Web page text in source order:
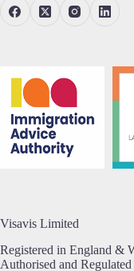
Visavis Limited
Registered in England &
Authorised and